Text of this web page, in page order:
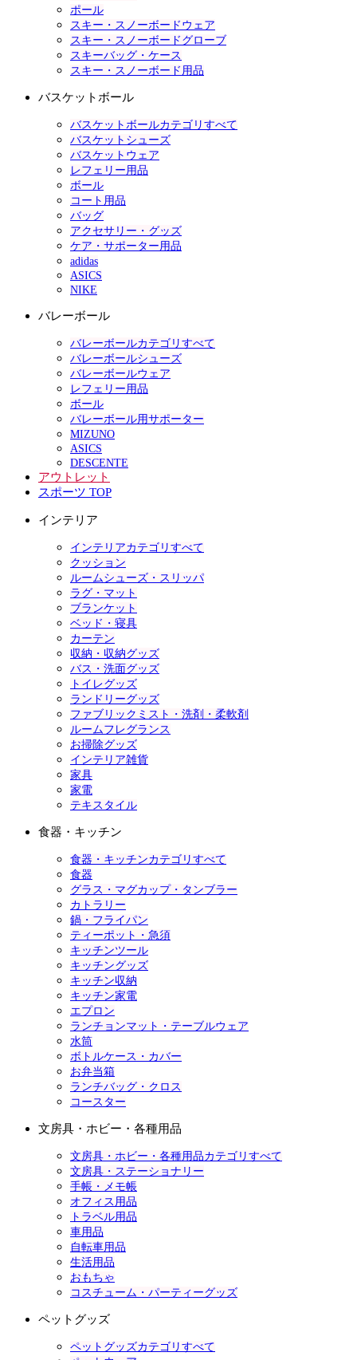
ポール
スキー・スノーボードウェア
スキー・スノーボードグローブ
スキーバッグ・ケース
スキー・スノーボード用品
バスケットボール
バスケットボールカテゴリすべて
バスケットシューズ
バスケットウェア
レフェリー用品
ボール
コート用品
バッグ
アクセサリー・グッズ
ケア・サポーター用品
adidas
ASICS
NIKE
バレーボール
バレーボールカテゴリすべて
バレーボールシューズ
バレーボールウェア
レフェリー用品
ボール
バレーボール用サポーター
MIZUNO
ASICS
DESCENTE
アウトレット
スポーツ TOP
インテリア
インテリアカテゴリすべて
クッション
ルームシューズ・スリッパ
ラグ・マット
ブランケット
ベッド・寝具
カーテン
収納・収納グッズ
バス・洗面グッズ
トイレグッズ
ランドリーグッズ
ファブリックミスト・洗剤・柔軟剤
ルームフレグランス
お掃除グッズ
インテリア雑貨
家具
家電
テキスタイル
食器・キッチン
食器・キッチンカテゴリすべて
食器
グラス・マグカップ・タンブラー
カトラリー
鍋・フライパン
ティーポット・急須
キッチンツール
キッチングッズ
キッチン収納
キッチン家電
エプロン
ランチョンマット・テーブルウェア
水筒
ボトルケース・カバー
お弁当箱
ランチバッグ・クロス
コースター
文房具・ホビー・各種用品
文房具・ホビー・各種用品カテゴリすべて
文房具・ステーショナリー
手帳・メモ帳
オフィス用品
トラベル用品
車用品
自転車用品
生活用品
おもちゃ
コスチューム・パーティーグッズ
ペットグッズ
ペットグッズカテゴリすべて